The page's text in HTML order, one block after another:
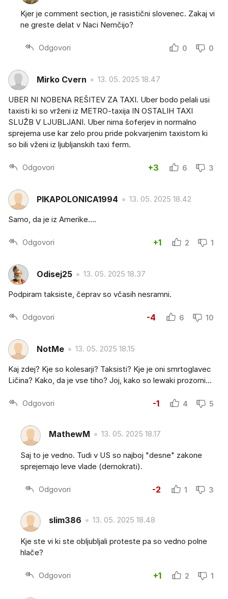
Kjer je comment section, je rasistični slovenec. Zakaj vi
ne greste delat v Naci Nemčijo?
Odgovori 0 0
Mirko Cvern 13. 05. 2025 18.47
UBER NI NOBENA REŠITEV ZA TAXI. Uber bodo pelali usi
taxisti ki so vrženi iz METRO-taxija IN OSTALIH TAXI
SLUŽB V LJUBLJANI. Uber nima šoferjev in normalno
sprejema use kar zelo prou pride pokvarjenim taxistom ki
so bili vženi iz ljubljanskih taxi ferm.
Odgovori +3 6 3
PIKAPOLONICA1994 13. 05. 2025 18.42
Samo, da je iz Amerike....
Odgovori +1 2 1
Odisej25 13. 05. 2025 18.37
Podpiram taksiste, čeprav so včasih nesramni.
Odgovori -4 6 10
NotMe 13. 05. 2025 18.15
Kaj zdej? Kje so kolesarji? Taksisti? Kje je oni smrtoglavec
Ličina? Kako, da je vse tiho? Joj, kako so lewaki prozorni...
Odgovori -1 4 5
MathewM 13. 05. 2025 18.17
Saj to je vedno. Tudi v US so najboj "desne" zakone
sprejemajo leve vlade (demokrati).
Odgovori -2 1 3
slim386 13. 05. 2025 18.48
Kje ste vi ki ste obljubljali proteste pa so vedno polne
hlače?
Odgovori +1 2 1